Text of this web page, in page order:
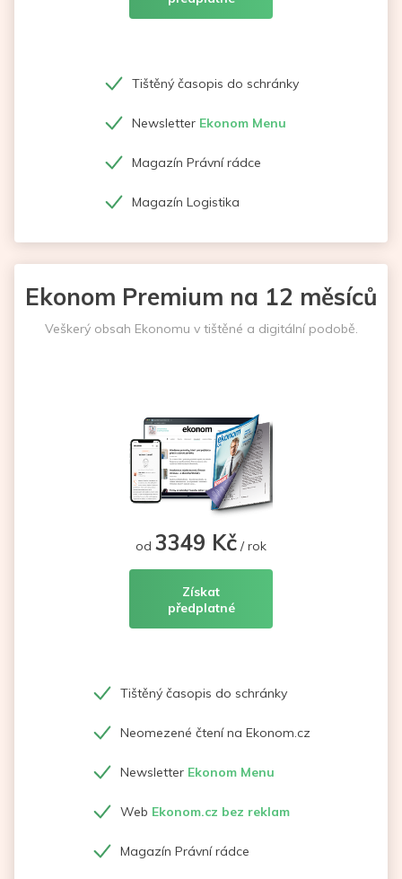
Tištěný časopis do schránky
Newsletter Ekonom Menu
Magazín Právní rádce
Magazín Logistika
Ekonom Premium na 12 měsíců
Veškerý obsah Ekonomu v tištěné a digitální podobě.
od 3349 Kč / rok
Získat
předplatné
Tištěný časopis do schránky
Neomezené čtení na Ekonom.cz
Newsletter Ekonom Menu
Web Ekonom.cz bez reklam
Magazín Právní rádce